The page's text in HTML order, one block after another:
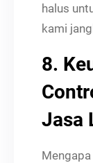
halus
kami
8.
Jasa